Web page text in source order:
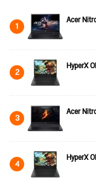
1 Acer
2 HyperX
3 Acer
4 HyperX